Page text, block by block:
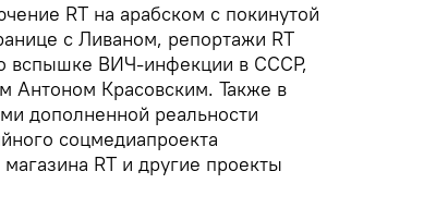
RT на арабском с покинутой
с Ливаном, репортажи RT
вспышке ВИЧ-инфекции в СССР,
Антоном Красовским. Также в
дополненной реальности
соцмедиапроекта
RT и другие проекты